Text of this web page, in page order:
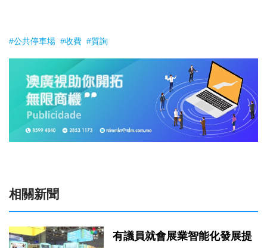
#公共停車場 #收費 #質詢
相關新聞
有議員就會展業智能化發展提